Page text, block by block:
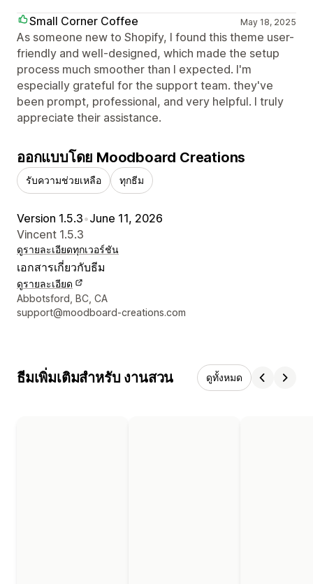
Small Corner Coffee
May 18, 2025
As someone new to Shopify, I found this theme user-
friendly and well-designed, which made the setup
process much smoother than I expected. I'm
especially grateful for the support team. they've
been prompt, professional, and very helpful. I truly
appreciate their assistance.
ออกแบบโดย Moodboard Creations
รับความช่วยเหลือ ทุกธีม
Version 1.5.3•June 11, 2026
Vincent 1.5.3
ดูรายละเอียดทุกเวอร์ชัน
เอกสารเกี่ยวกับธีม
ดูรายละเอียด
รายละเอียดการติดต่อผู้ออกแบบ
Abbotsford, BC, CA
support@moodboard-creations.com
ธีมเพิ่มเติมสำหรับ งานสวน ดูทั้งหมด